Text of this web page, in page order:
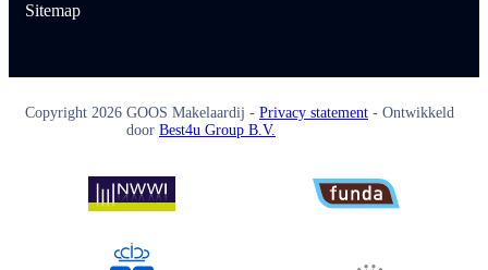
Sitemap
Copyright 2026 GOOS Makelaardij - Privacy statement - Ontwikkeld
door Best4u Group B.V.